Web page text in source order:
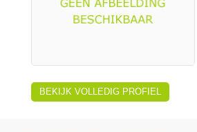
BEKIJK VOLLEDIG PROFIEL